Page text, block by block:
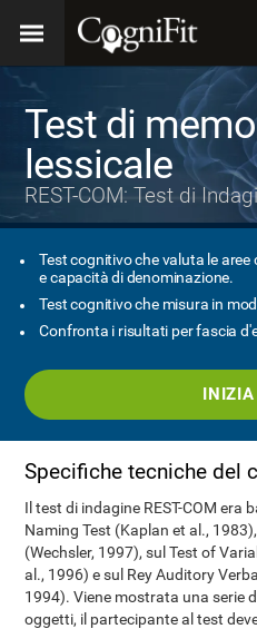
Test di
lessicale
REST-COM: Test di
Test cognitivo che valuta le
e capacità di denominazione.
Test cognitivo che misura in
Confronta i risultati per fascia
INIZIA
Specifiche tecniche del
Il test di indagine REST-COM era
Naming Test (Kaplan et al.,
(Wechsler, 1997), sul Test of
al., 1996) e sul Rey Auditory
1994). Viene mostrata una serie
oggetti, il partecipante al test